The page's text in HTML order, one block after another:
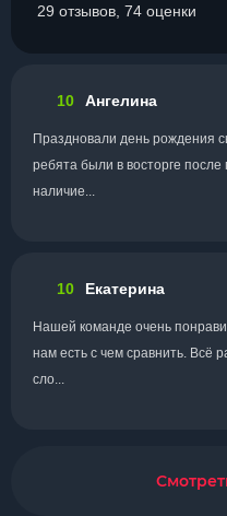
29 отзывов, 74 оценки
10 Ангелина
Праздновали день рождения
ребята были в восторге
наличие...
10 Екатерина
Нашей команде очень
нам есть с чем сравнить. Всё
сло...